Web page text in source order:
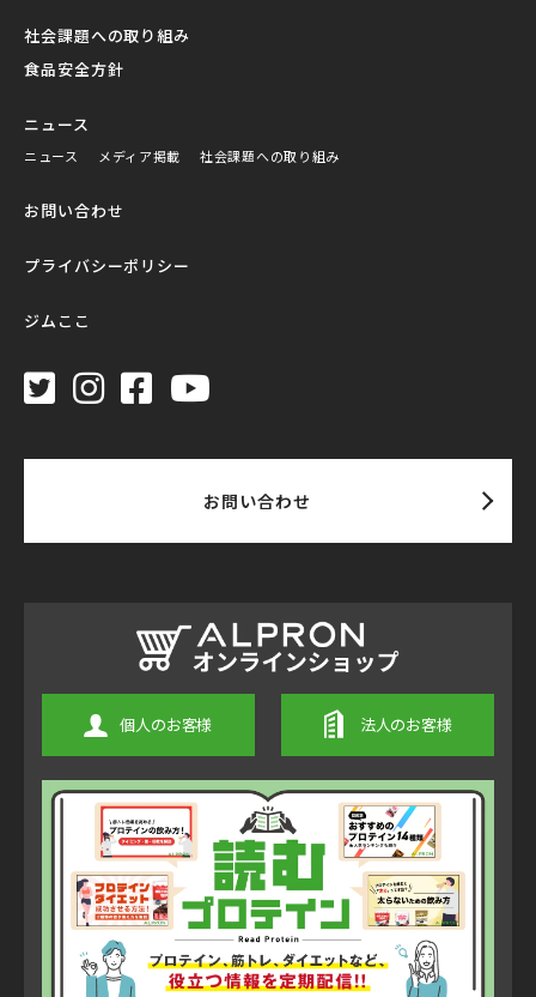
社会課題への取り組み
食品安全方針
ニュース
ニュース メディア掲載 社会課題への取り組み
お問い合わせ
プライバシーポリシー
ジムここ
お問い合わせ
個人のお客様 法人のお客様